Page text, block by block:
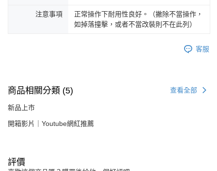
注意事項
正常操作下耐用性良好。（撇除不當操作，
如掉落撞擊，或者不當改裝則不在此列）
客服
商品相關分類 (5) 查看全部
新品上市
開箱影片｜Youtube網紅推薦
評價